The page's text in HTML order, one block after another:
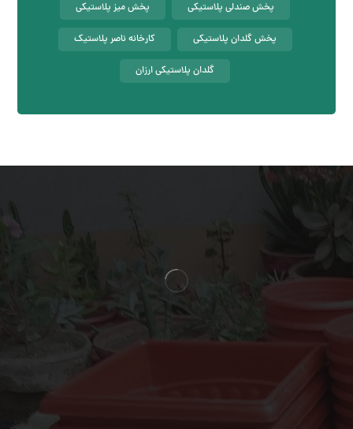
پخش صندلی پلاستیکی پخش میز پلاستیکی
پخش گلدان پلاستیکی کارخانه ناصر پلاستیک
گلدان پلاستیکی ارزان